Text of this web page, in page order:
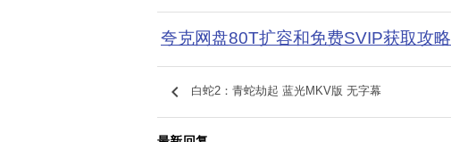
夸克网盘80T扩容和免费SVIP获取攻略
keyboard_arrow_left 白蛇2：青蛇劫起 蓝光MKV版 无字幕